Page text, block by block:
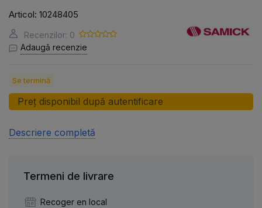
Articol: 10248405
Recenzilor: 0
Adaugă recenzie
Se termină
Preț disponibil după autentificare
Descriere completă
Termeni de livrare
Recoger en local